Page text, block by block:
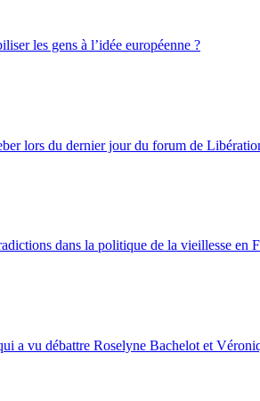
les gens à l’idée européenne ?
lors du dernier jour du forum de
dans la politique de la vieillesse en
a vu débattre Roselyne Bachelot et